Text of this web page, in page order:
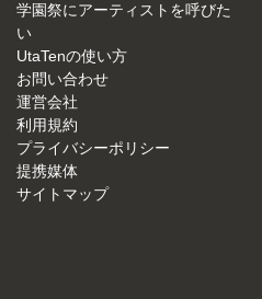
学園祭にアーティストを呼びた
い
UtaTenの使い方
お問い合わせ
運営会社
利用規約
プライバシーポリシー
提携媒体
サイトマップ